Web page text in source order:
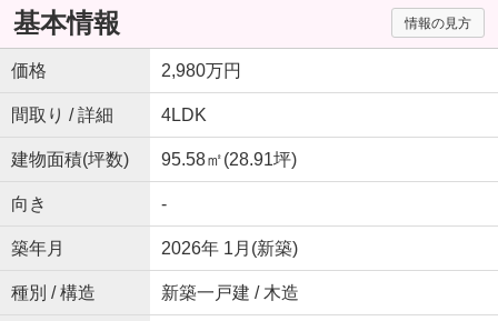
基本情報 情報の見方
価格 2,980万円
間取り / 詳細 4LDK
建物面積(坪数) 95.58㎡(28.91坪)
向き -
築年月 2026年 1月(新築)
種別 / 構造 新築一戸建 / 木造